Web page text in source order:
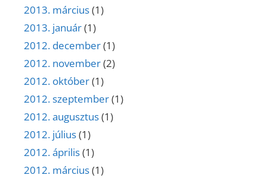
2013. március(1)
2013. január(1)
2012. december(1)
2012. november(2)
2012. október(1)
2012. szeptember(1)
2012. augusztus(1)
2012. július(1)
2012. április(1)
2012. március(1)